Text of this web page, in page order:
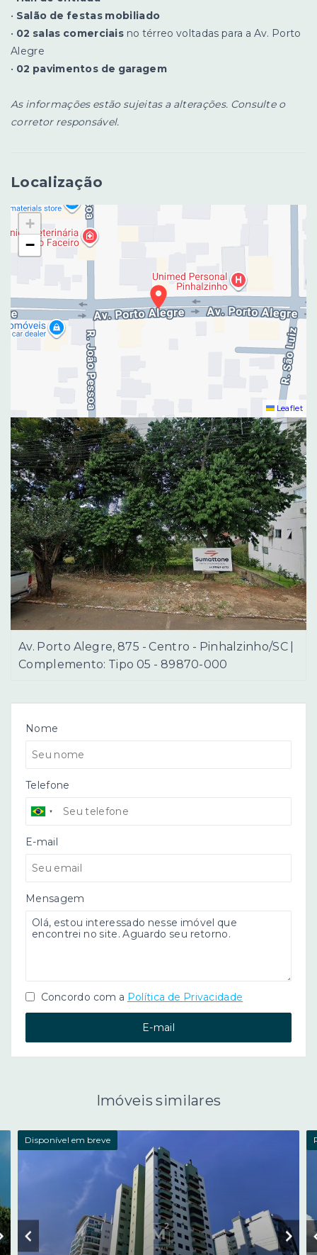
Nome
Telefone
E-mail
Mensagem
Concordo com a Política de Privacidade
E-mail
• Salão de festas mobiliado
• 02 salas comerciais no térreo voltadas para a Av. Porto
Alegre
• 02 pavimentos de garagem
As informações estão sujeitas a alterações. Consulte o
corretor responsável.
Localização
+
−
Leaflet
Av. Porto Alegre, 875 - Centro - Pinhalzinho/SC |
Complemento: Tipo 05 - 89870-000
Imóveis similares
Disponível em breve